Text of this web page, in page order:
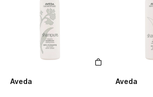
Aveda Aveda